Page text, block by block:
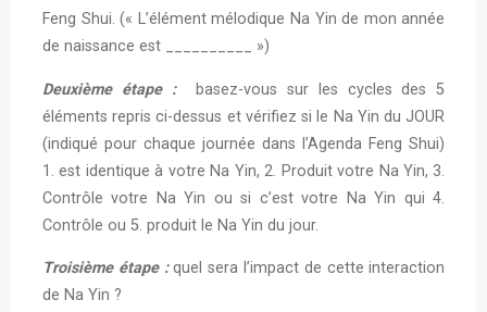
Feng Shui. (« L’élément mélodique Na Yin de mon année
de naissance est __________ »)
Deuxième étape :basez-vous sur les cycles des 5
éléments repris ci-dessus et vérifiez si le Na Yin du JOUR
(indiqué pour chaque journée dans l’Agenda Feng Shui)
1. est identique à votre Na Yin, 2. Produit votre Na Yin, 3.
Contrôle votre Na Yin ou si c’est votre Na Yin qui 4.
Contrôle ou 5. produit le Na Yin du jour.
Troisième étape :quel sera l’impact de cette interaction
de Na Yin ?